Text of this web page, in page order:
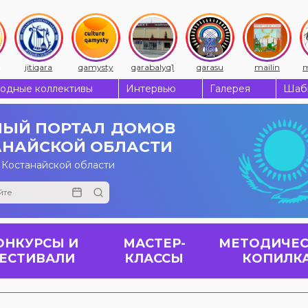
jitiqara qamysty qarabalyq1 qarasu mailin
коллективы Интервью Галерея
ПОРТАЛ ДОМОВ
ОБЛАСТИ
области
И
МАСТЕР-
КЛАССЫ